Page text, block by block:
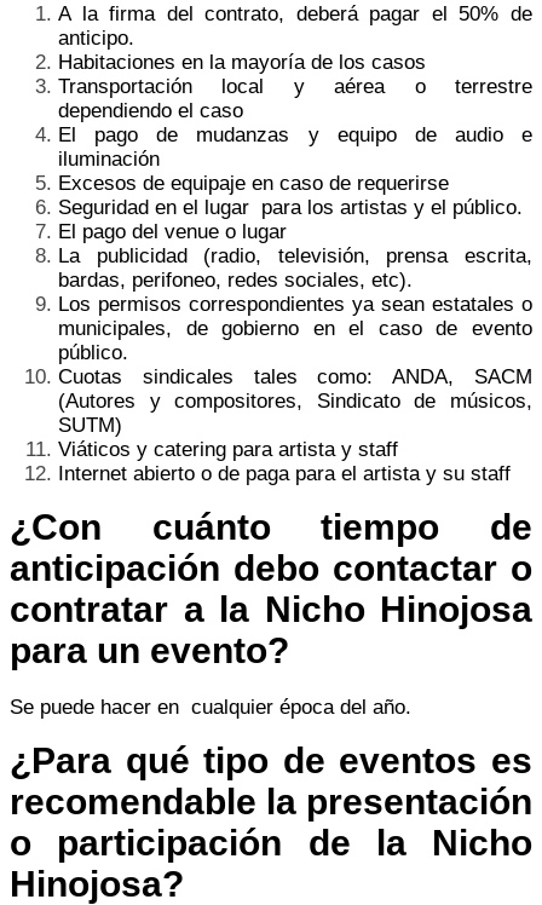
A la firma del contrato, deberá pagar el 50% de
anticipo.
Habitaciones en la mayoría de los casos
Transportación local y aérea o terrestre
dependiendo el caso
El pago de mudanzas y equipo de audio e
iluminación
Excesos de equipaje en caso de requerirse
Seguridad en el lugar para los artistas y el público.
El pago del venue o lugar
La publicidad (radio, televisión, prensa escrita,
bardas, perifoneo, redes sociales, etc).
Los permisos correspondientes ya sean estatales o
municipales, de gobierno en el caso de evento
público.
Cuotas sindicales tales como: ANDA, SACM
(Autores y compositores, Sindicato de músicos,
SUTM)
Viáticos y catering para artista y staff
Internet abierto o de paga para el artista y su staff
¿Con cuánto tiempo de
anticipación debo contactar o
contratar a la Nicho Hinojosa
para un evento?
Se puede hacer en cualquier época del año.
¿Para qué tipo de eventos es
recomendable la presentación
o participación de la Nicho
Hinojosa?